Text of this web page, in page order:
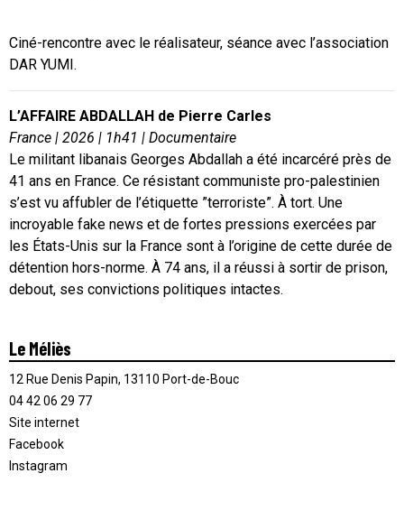
Ciné-rencontre avec le réalisateur, séance avec l’association
DAR YUMI.
L’AFFAIRE ABDALLAH de Pierre Carles
France | 2026 | 1h41 | Documentaire
Le militant libanais Georges Abdallah a été incarcéré près de
41 ans en France. Ce résistant communiste pro-palestinien
s’est vu affubler de l’étiquette ”terroriste”. À tort. Une
incroyable fake news et de fortes pressions exercées par
les États-Unis sur la France sont à l’origine de cette durée de
détention hors-norme. À 74 ans, il a réussi à sortir de prison,
debout, ses convictions politiques intactes.
Le Méliès
12 Rue Denis Papin, 13110 Port-de-Bouc
04 42 06 29 77
Site internet
Facebook
Instagram